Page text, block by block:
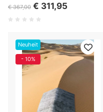
€ 367,00 € 311,95
Neuheit
- 10%